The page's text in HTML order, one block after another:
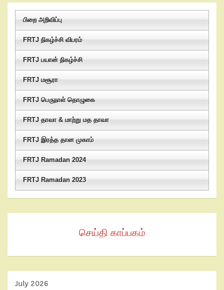
பிறை அறிவிப்பு
FRTJ நிகழ்ச்சி விபரம்
FRTJ பயான் நிகழ்ச்சி
FRTJ மசூரா
FRTJ பெருநாள் தொழுகை
FRTJ தாவா & மாற்று மத தாவா
FRTJ இரத்த தான முகாம்
FRTJ Ramadan 2024
FRTJ Ramadan 2023
செய்தி காப்பகம்
July 2026